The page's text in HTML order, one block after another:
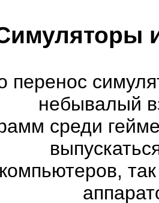
перенос
небывалый
среди